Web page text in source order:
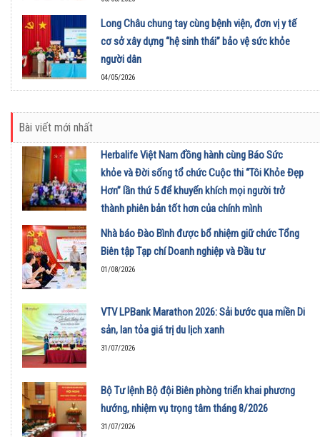
Long Châu chung tay cùng bệnh viện, đơn vị y tế
cơ sở xây dựng “hệ sinh thái” bảo vệ sức khỏe
người dân
04/05/2026
Bài viết mới nhất
Herbalife Việt Nam đồng hành cùng Báo Sức
khỏe và Đời sống tổ chức Cuộc thi “Tôi Khỏe Đẹp
Hơn” lần thứ 5 để khuyến khích mọi người trở
thành phiên bản tốt hơn của chính mình
01/08/2026
Nhà báo Đào Bình được bổ nhiệm giữ chức Tổng
Biên tập Tạp chí Doanh nghiệp và Đầu tư
01/08/2026
VTV LPBank Marathon 2026: Sải bước qua miền Di
sản, lan tỏa giá trị du lịch xanh
31/07/2026
Bộ Tư lệnh Bộ đội Biên phòng triển khai phương
hướng, nhiệm vụ trọng tâm tháng 8/2026
31/07/2026